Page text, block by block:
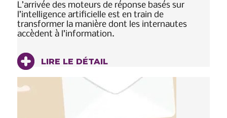
L’arrivée des moteurs de réponse basés sur
l’intelligence artificielle est en train de
transformer la manière dont les internautes
accèdent à l’information.
LIRE LE DÉTAIL